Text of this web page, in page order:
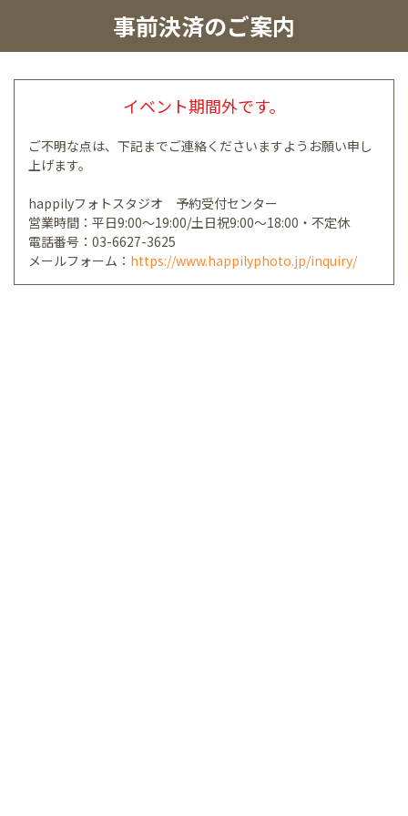
事前決済のご案内
イベント期間外です。
ご不明な点は、下記までご連絡くださいますようお願い申し
上げます。
happilyフォトスタジオ 予約受付センター
営業時間：平日9:00～19:00/土日祝9:00～18:00・不定休
電話番号：03-6627-3625
メールフォーム： https://www.happilyphoto.jp/inquiry/